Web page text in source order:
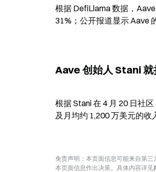
根据 DefiLlama 数据，
31%；公开报道显示 Aave
Aave 创始人 Stani 就
根据 Stani 在 4 月 20 日社
及月均约 1,200 万美元的收
免责声明：本页面信息可能来自第
本页面信息作出决策。具体内容详见